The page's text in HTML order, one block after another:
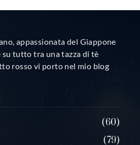
appassionata del Giappone
su tutto tra una tazza di tè
rosso vi porto nel mio blog
60
79